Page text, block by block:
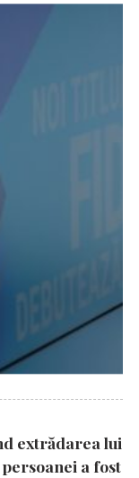
extrădarea lui
a fost